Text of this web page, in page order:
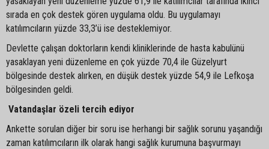
sırada en çok destek gören uygulama oldu. Bu uygulamayı
katılımcıların yüzde 33,3’ü ise desteklemiyor.
Devlette çalışan doktorların kendi kliniklerinde de hasta kabulünü
yasaklayan yeni düzenleme en çok yüzde 70,4 ile Güzelyurt
bölgesinde destek alırken, en düşük destek yüzde 54,9 ile Lefkoşa
bölgesinden geldi.
Vatandaşlar özeli tercih ediyor
Ankette sorulan diğer bir soru ise herhangi bir sağlık sorunu yaşandığı
zaman katılımcıların ilk olarak hangi sağlık kurumuna başvurmayı